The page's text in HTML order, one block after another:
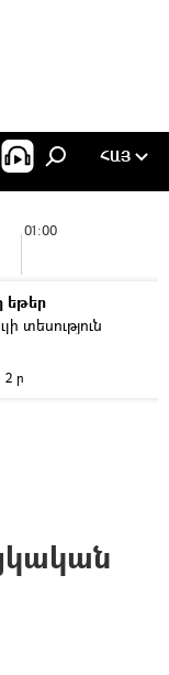
ՀԱՅ
01:00
եթեր
տեսություն
2 ր